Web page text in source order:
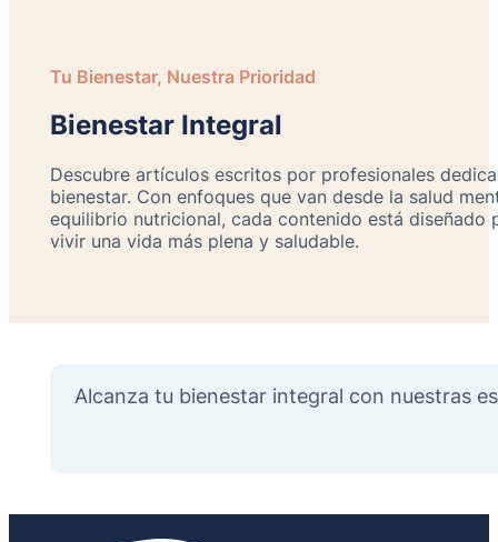
Tu Bienestar, Nuestra Prioridad
Bienestar Integral
Descubre artículos escritos por profesionales
bienestar. Con enfoques que van desde la salud
equilibrio nutricional, cada contenido está diseñado
vivir una vida más plena y saludable.
Alcanza tu bienestar integral con nuestras